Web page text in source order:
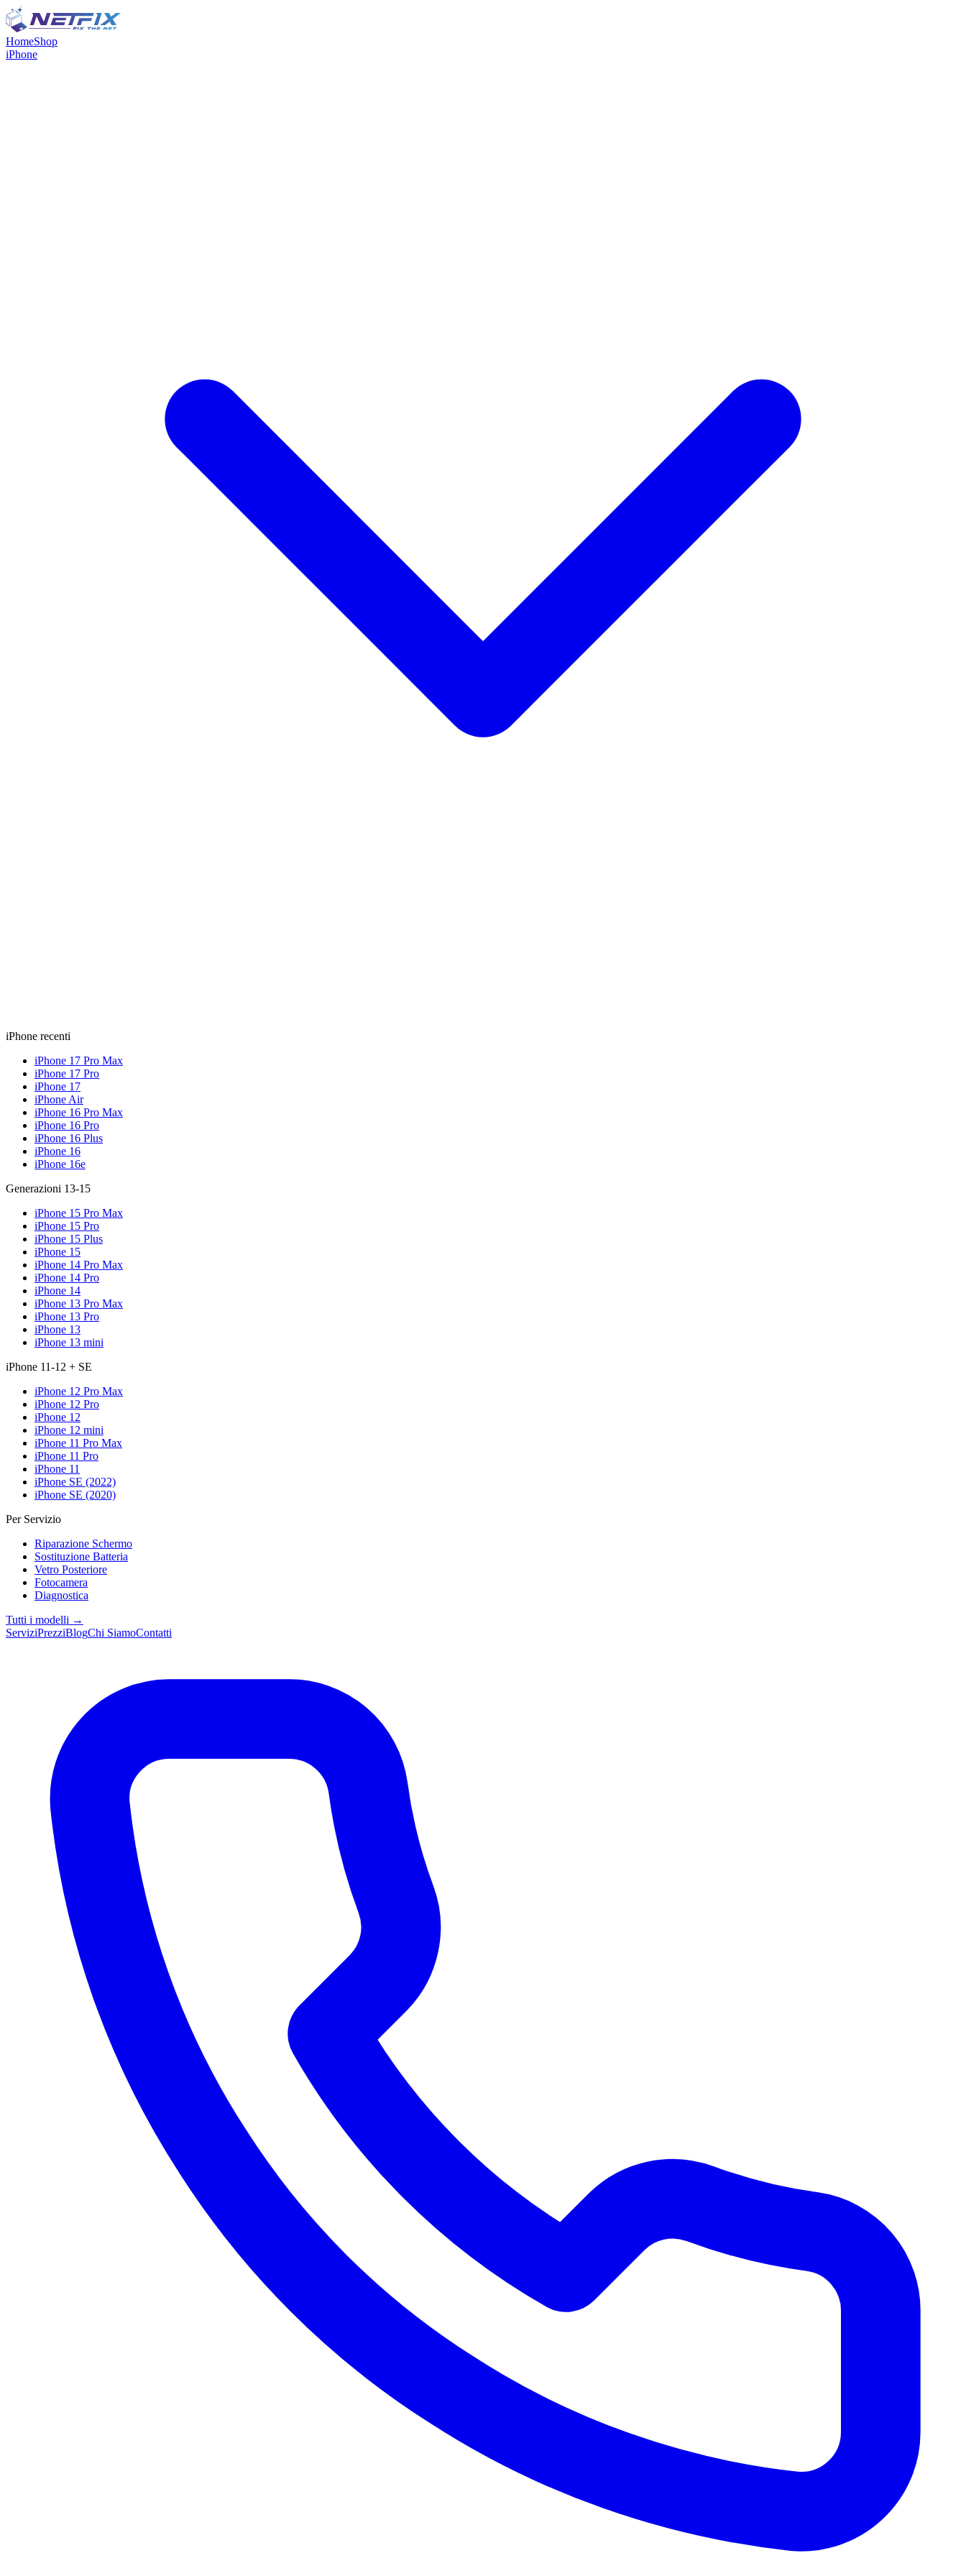
HomeShop
iPhone
iPhone recenti
iPhone 17 Pro Max
iPhone 17 Pro
iPhone 17
iPhone Air
iPhone 16 Pro Max
iPhone 16 Pro
iPhone 16 Plus
iPhone 16
iPhone 16e
Generazioni 13-15
iPhone 15 Pro Max
iPhone 15 Pro
iPhone 15 Plus
iPhone 15
iPhone 14 Pro Max
iPhone 14 Pro
iPhone 14
iPhone 13 Pro Max
iPhone 13 Pro
iPhone 13
iPhone 13 mini
iPhone 11-12 + SE
iPhone 12 Pro Max
iPhone 12 Pro
iPhone 12
iPhone 12 mini
iPhone 11 Pro Max
iPhone 11 Pro
iPhone 11
iPhone SE (2022)
iPhone SE (2020)
Per Servizio
Riparazione Schermo
Sostituzione Batteria
Vetro Posteriore
Fotocamera
Diagnostica
Tutti i modelli →
ServiziPrezziBlogChi SiamoContatti